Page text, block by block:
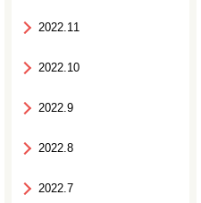
2022.11
2022.10
2022.9
2022.8
2022.7